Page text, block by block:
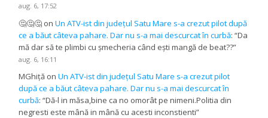
aug. 6, 17:52
🤔🤔🤔 onUn ATV-ist din județul Satu Mare s-a crezut pilot după
ce a băut câteva pahare. Dar nu s-a mai descurcat în curbă: “Da
mă dar să te plimbi cu șmecheria când ești mangă de beat??”
aug. 6, 16:11
MGhiță onUn ATV-ist din județul Satu Mare s-a crezut pilot
după ce a băut câteva pahare. Dar nu s-a mai descurcat în
curbă: “Dă-l in măsa,bine ca no omorât pe nimeni.Politia din
negresti este mână in mână cu acesti inconstienti”